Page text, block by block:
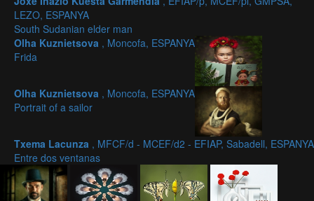
LEZO, ESPANYA
South Sudanian elder man
Olha Kuznietsova , Moncofa, ESPANYA
Frida
Olha Kuznietsova , Moncofa, ESPANYA
Portrait of a sailor
Txema Lacunza , MFCF/d - MCEF/d2 - EFIAP, Sabadell, ESPANYA
Entre dos ventanas